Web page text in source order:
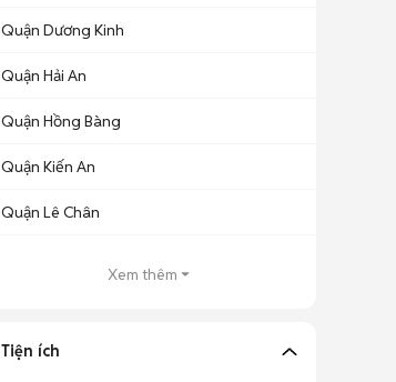
Quận Dương Kinh
Quận Hải An
Quận Hồng Bàng
Quận Kiến An
Quận Lê Chân
Xem thêm
Tiện ích